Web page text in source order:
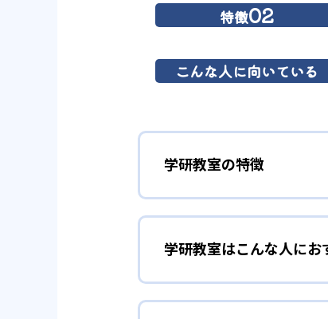
特徴02
こんな人に向いている
学研教室の特徴
01 3歳か
学研教室は、0･1･2歳から
先して学習を進める「無学
ができるため、一度立ち止
学研教室はこんな人にお
勉強全体の底力を上